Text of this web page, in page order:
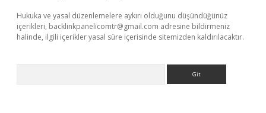
Hukuka ve yasal düzenlemelere aykırı olduğunu düşündüğünüz
içerikleri, backlinkpanelicomtr@gmail.com adresine bildirmeniz
halinde, ilgili içerikler yasal süre içerisinde sitemizden kaldırılacaktır.